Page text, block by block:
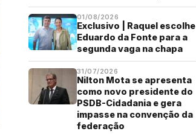
01/08/2026
Exclusivo | Raquel escolhe
Eduardo da Fonte para a
segunda vaga na chapa
31/07/2026
Nilton Mota se apresenta
como novo presidente do
PSDB-Cidadania e gera
impasse na convenção da
federação